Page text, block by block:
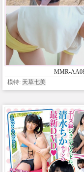
MMR-
模特: 天草七美